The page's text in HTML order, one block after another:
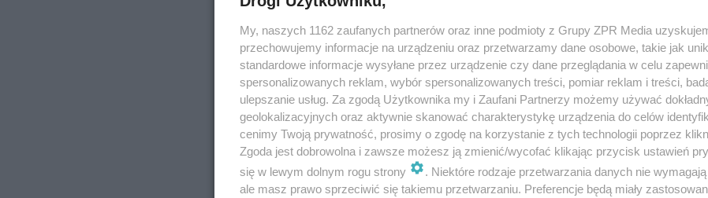
My, naszych 1162 zaufanych partnerów oraz inne podmioty z Grupy ZPR Media
przechowujemy informacje na urządzeniu oraz przetwarzamy dane osobowe, takie jak
standardowe informacje wysyłane przez urządzenie czy dane przeglądania w celu
spersonalizowanych reklam, wybór spersonalizowanych treści, pomiar reklam i treści,
ulepszanie usług. Za zgodą Użytkownika my i Zaufani Partnerzy możemy używać
geolokalizacyjnych oraz aktywnie skanować charakterystykę urządzenia do celów
cenimy Twoją prywatność, prosimy o zgodę na korzystanie z tych technologii poprzez
Zgoda jest dobrowolna i zawsze możesz ją zmienić/wycofać klikając przycisk ustawień
się w lewym dolnym rogu strony
. Niektóre rodzaje przetwarzania danych nie
ale masz prawo sprzeciwić się takiemu przetwarzaniu. Preferencje będą miały